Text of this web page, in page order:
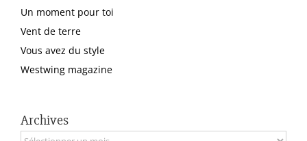
Un moment pour toi
Vent de terre
Vous avez du style
Westwing magazine
Archives